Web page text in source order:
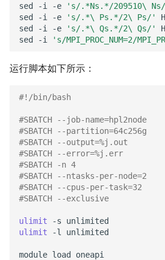
sed -i -e 's/.*Ns.*/209510\
sed
-i -e 's/.*\ Ps.*/2\ Ps/'
sed
-i -e 's/.*\ Qs.*/2\ Qs/'
sed
-i 's/MPI_PROC_NUM=2/
运行脚本如下所示：
#!/bin/bash
#SBATCH --job-name=hpl2node
#SBATCH --partition=64c256g
#SBATCH --output=%j.out
#SBATCH --error=%j.err
#SBATCH -n 4
#SBATCH --ntasks-per-node=2
#SBATCH --cpus-per-task=32
#SBATCH --exclusive
ulimit -s
ulimit
-l unlimited
module load oneapi